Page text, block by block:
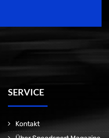
SERVICE
Kontakt